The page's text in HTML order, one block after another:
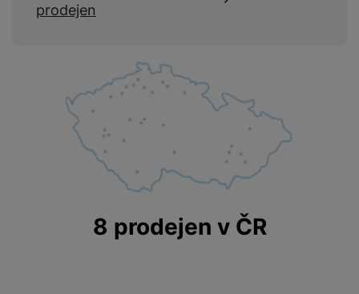
prodejen
8 prodejen v ČR